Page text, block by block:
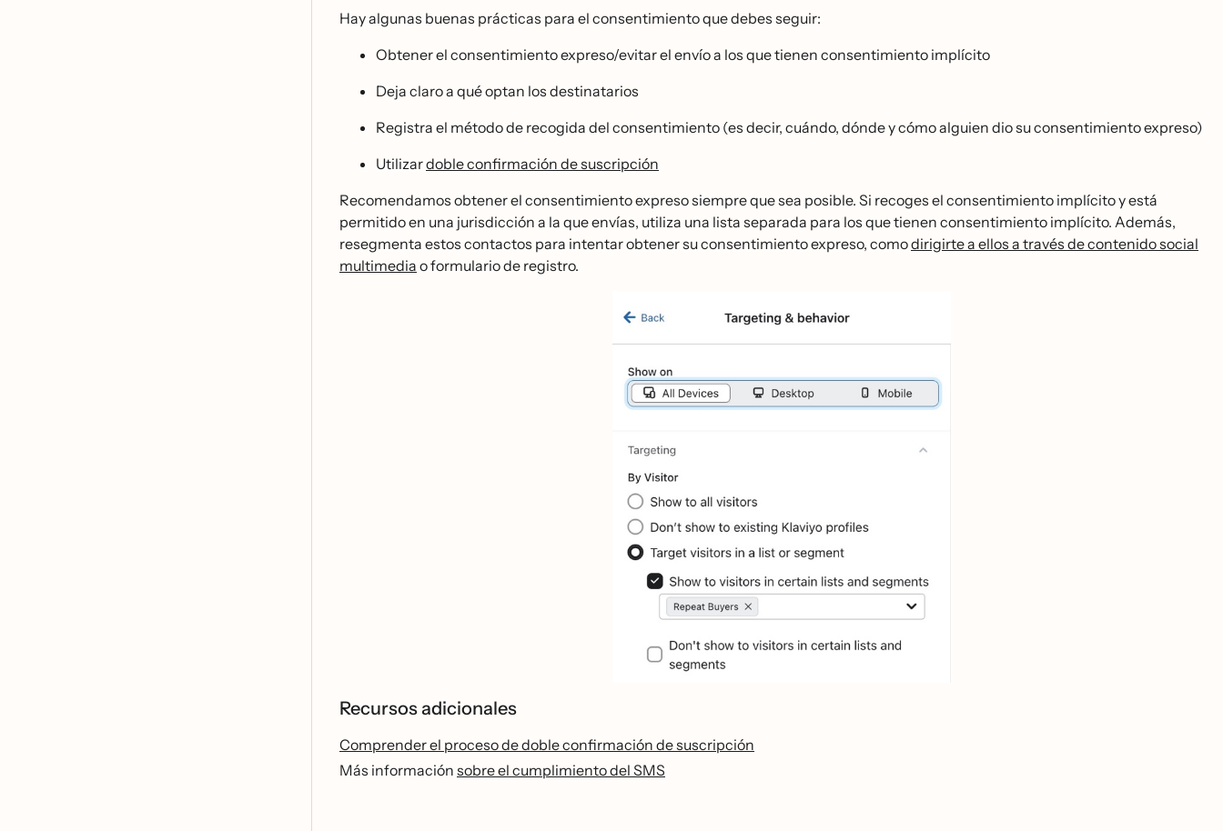
Hay algunas buenas prácticas para el consentimiento que debes seguir:
Obtener el consentimiento expreso/evitar el envío a los que tienen consentimiento implícito
Deja claro a qué optan los destinatarios
Registra el método de recogida del consentimiento (es decir, cuándo, dónde y cómo alguien dio su consentimiento expreso)
Utilizardoble confirmación de suscripción
Recomendamos obtener el consentimiento expreso siempre que sea posible. Si recoges el consentimiento implícito y está
permitido en una jurisdicción a la que envías, utiliza una lista separada para los que tienen consentimiento implícito. Además,
resegmenta estos contactos para intentar obtener su consentimiento expreso, comodirigirte a ellos a través de contenido social
multimedia o formulario de registro.
Recursos adicionales
Comprender el proceso de doble confirmación de suscripción
Más información sobre el cumplimiento del SMS